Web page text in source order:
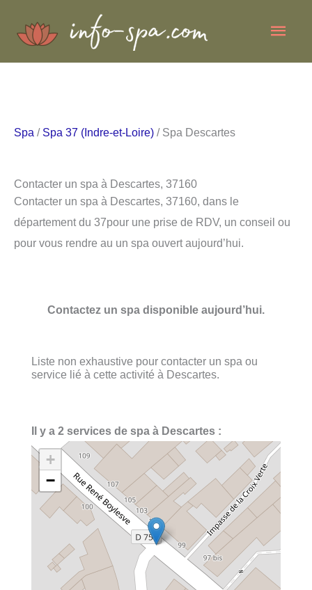
Spa / Spa 37 (Indre-et-Loire) / Spa Descartes
Contacter un spa à Descartes, 37160
Contacter un spa à Descartes, 37160, dans le
département du 37pour une prise de RDV, un conseil ou
pour vous rendre au un spa ouvert aujourd’hui.
Contactez un spa disponible aujourd’hui.
Liste non exhaustive pour contacter un spa ou
service lié à cette activité à Descartes.
Il y a 2 services de spa à Descartes :
+
−